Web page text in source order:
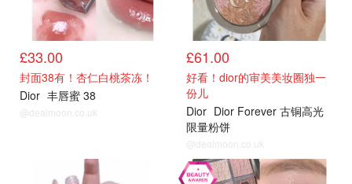
£33.00
封面38有！杏仁白桃茶冻！
Dior 丰唇蜜 38
@dealmoon.co.uk
£61.00
好看！dior的审美美妆圈独一
份儿
Dior Dior Forever 古铜高光
限量粉饼
@dealmoon.co.uk
热卖